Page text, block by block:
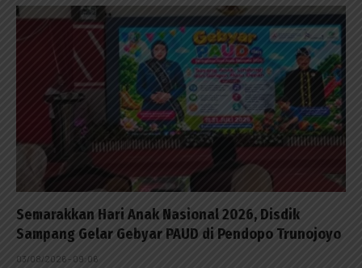
Semarakkan Hari Anak Nasional 2026, Disdik
Sampang Gelar Gebyar PAUD di Pendopo Trunojoyo
03/08/2026 - 09:06